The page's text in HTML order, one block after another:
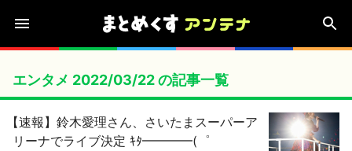
エンタメ 2022/03/22 の記事一覧
【速報】鈴木愛理さん、さいたまスーパーア
リーナでライブ決定 ｷﾀ━━━━(゜